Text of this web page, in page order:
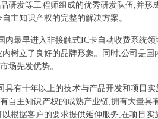
研发等工程师组成的优秀研发队伍,并
主知识产权的完整的解决方案。
内最早进入非接触式IC卡自动收费系统
树立了良好的品牌形象。同时,公司是
场先发优势。
具有十年以上的技术与产品开发和项目
自主知识产权的成熟产业链,拥有大量
根据客户的要求提供延伸服务,在项目